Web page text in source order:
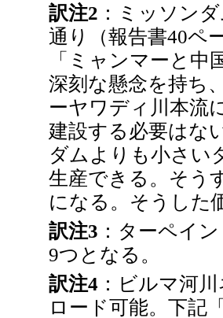
訳注2 ：ミッソン
通り（報告書40ペ
「ミャンマーと
深刻な懸念を持ち
ーヤワディ川本流
建設する必要はな
ダムよりも小さい
生産できる。そう
になる。そうした
訳注3 ：ターペイ
9つとなる。
訳注4 ：ビルマ河
ロード可能。下記